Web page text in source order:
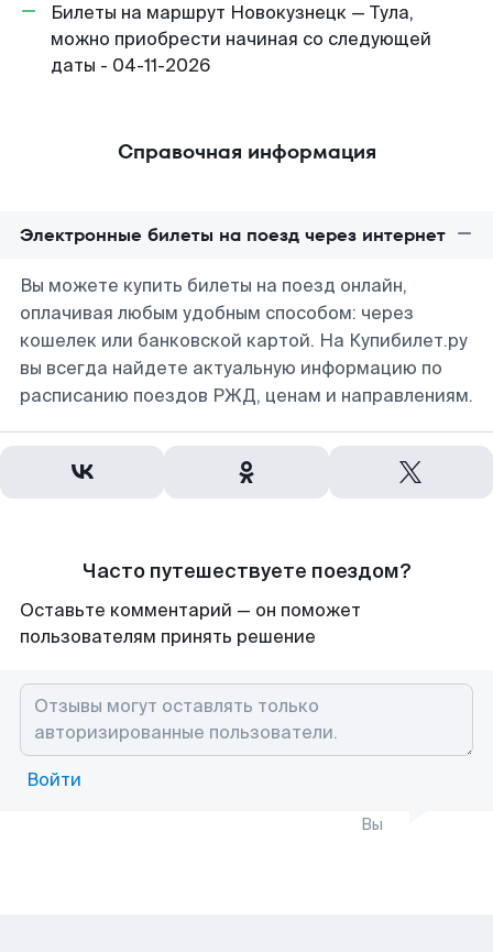
Билеты на маршрут Новокузнецк — Тула,
можно приобрести начиная со следующей
даты - 04-11-2026
Справочная информация
Электронные билеты на поезд через интернет
Вы можете купить билеты на поезд онлайн,
оплачивая любым удобным способом: через
кошелек или банковской картой. На Купибилет.ру
вы всегда найдете актуальную информацию по
расписанию поездов РЖД, ценам и направлениям.
Часто путешествуете поездом?
Оставьте комментарий — он поможет
пользователям принять решение
Войти
Вы